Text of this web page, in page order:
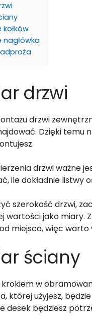
kołków
nagłówka
drzwi
drzwi
Dzięki temu
drzwi ważne
ile dokładnie listwy
szerokość drzwi,
wartości jako miary.
miejsca, więc
ściany
w
której użyjesz,
desek będziesz